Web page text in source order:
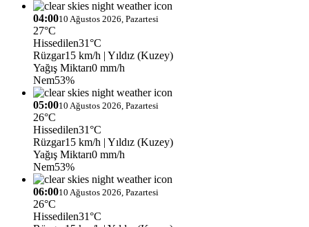
04:0010 Ağustos 2026, Pazartesi
27°C
Hissedilen31°C
Rüzgar15 km/h | Yıldız (Kuzey)
Yağış Miktarı0 mm/h
Nem53%
05:0010 Ağustos 2026, Pazartesi
26°C
Hissedilen31°C
Rüzgar15 km/h | Yıldız (Kuzey)
Yağış Miktarı0 mm/h
Nem53%
06:0010 Ağustos 2026, Pazartesi
26°C
Hissedilen31°C